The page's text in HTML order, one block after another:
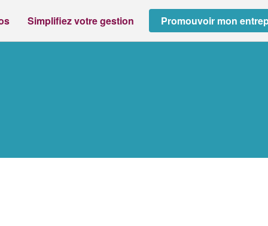
Simplifiez votre gestion Promouvoir mon